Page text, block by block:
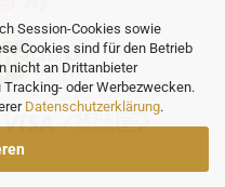
Session-Cookies sowie
Cookies sind für den Betrieb
nicht an Drittanbieter
oder Werbezwecken.
Datenschutzerklärung.